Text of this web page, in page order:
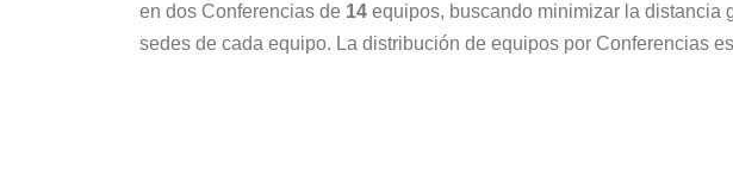
en dos Conferencias de 14 equipos, buscando minimizar la distancia
sedes de cada equipo. La distribución de equipos por Conferencias